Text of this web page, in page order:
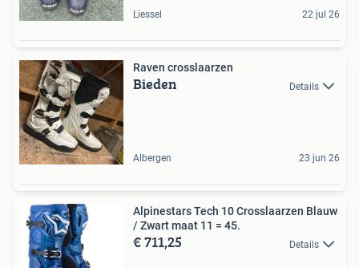
Liessel 22 jul 26
Raven crosslaarzen
Bieden Details
Albergen 23 jun 26
Alpinestars Tech 10 Crosslaarzen Blauw
/ Zwart maat 11 = 45.
€ 711,25 Details